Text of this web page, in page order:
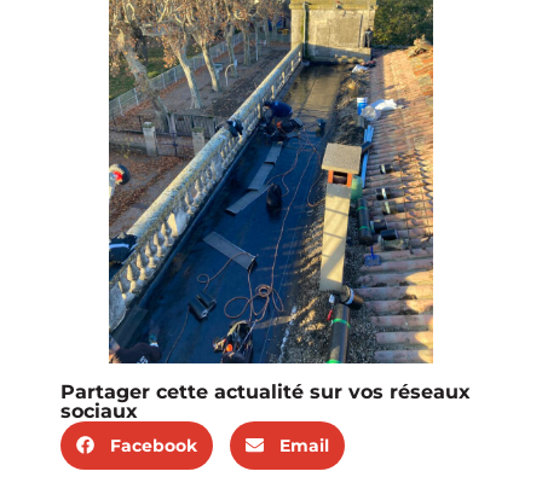
Partager cette actualité sur vos réseaux
sociaux
Facebook Email